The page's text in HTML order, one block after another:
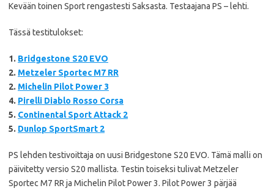
Kevään toinen Sport rengastesti Saksasta. Testaajana PS – lehti.
Tässä testitulokset:
1. Bridgestone S20 EVO
2. Metzeler Sportec M7 RR
2. Michelin Pilot Power 3
4. Pirelli Diablo Rosso Corsa
5. Continental Sport Attack 2
5. Dunlop SportSmart 2
PS lehden testivoittaja on uusi Bridgestone S20 EVO. Tämä malli on
päivitetty versio S20 mallista. Testin toiseksi tulivat Metzeler
Sportec M7 RR ja Michelin Pilot Power 3. Pilot Power 3 pärjää